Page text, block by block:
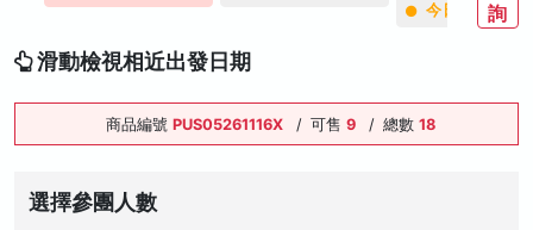
今日推薦詢
滑動檢視相近出發日期
商品編號 PUS05261116X / 可售 9 / 總數 18
選擇參團人數